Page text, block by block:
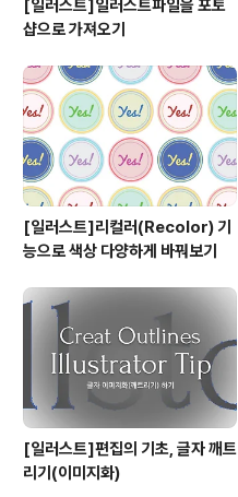
[일러스트]일러스트파일을 포토
샵으로 가져오기
[일러스트]리컬러(Recolor) 기
능으로 색상 다양하게 바꿔보기
[일러스트]편집의 기초, 글자 깨트
리기(이미지화)